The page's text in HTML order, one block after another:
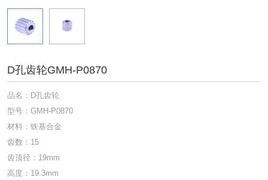
D孔齿轮GMH-P0870
品名：D孔齿轮
型号：GMH-P0870
材料：铁基合金
齿数：15
齿顶径：19mm
高度：19.3mm